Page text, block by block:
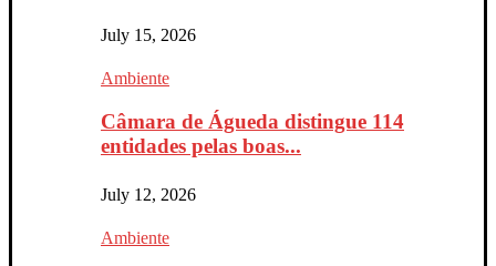
July 15, 2026
Ambiente
Câmara de Águeda distingue 114
entidades pelas boas...
July 12, 2026
Ambiente